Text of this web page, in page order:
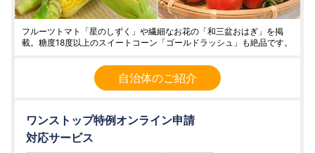
フルーツトマト「星のしずく」や繊細なお花の「和三盆おはぎ」を掲
載。糖度18度以上のスイートコーン「ゴールドラッシュ」も絶品です。
自治体のご紹介
ワンストップ特例オンライン申請
対応サービス